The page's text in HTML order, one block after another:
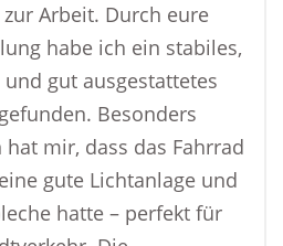
zur Arbeit. Durch eure
habe ich ein stabiles,
gut ausgestattetes
Besonders
hat mir, dass das Fahrrad
gute Lichtanlage und
hatte – perfekt für